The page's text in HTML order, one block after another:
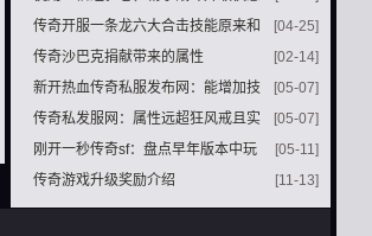
[04-25]
传奇开服一条龙六大合击技能原来和
火龙有关系
[02-14]
传奇沙巴克捐献带来的属性
[05-07]
新开热血传奇私服发布网：能增加技
能持久且对神兽有加持效果的神兵无极棍[05-07]
传奇私发服网：属性远超狂风戒且实
战效果超强的特殊装备疾风戒指
[05-11]
刚开一秒传奇sf：盘点早年版本中玩
家经常遭遇“团灭”三个地点
[11-13]
传奇游戏升级奖励介绍